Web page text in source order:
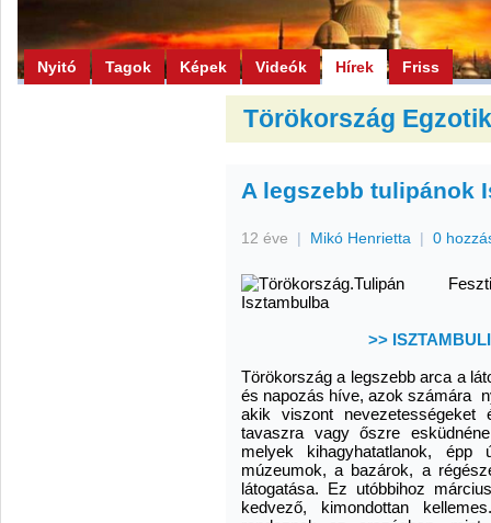
Nyitó Tagok Képek Videók Hírek Friss
Törökország
A legszebb tulipánok
12 éve | Mikó Henrietta | 0
>>
Törökország a legszebb arca a
és napozás híve, azok számára
akik viszont nevezetességeket
tavaszra vagy őszre
melyek kihagyhatatlanok,
múzeumok, a bazárok, a
látogatása. Ez utóbbihoz
kedvező, kimondottan